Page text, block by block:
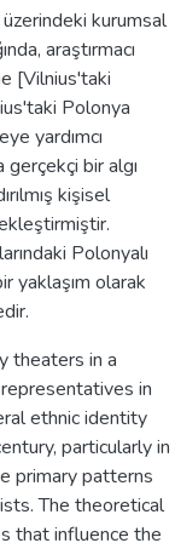
kurumsal
araştırmacı
[Vilnius'taki
Polonya
yardımcı
bir algı
kişisel
Polonyalı
yaklaşım olarak
theaters in a
in
ethnic identity
particularly in
primary patterns
The theoretical
that influence the